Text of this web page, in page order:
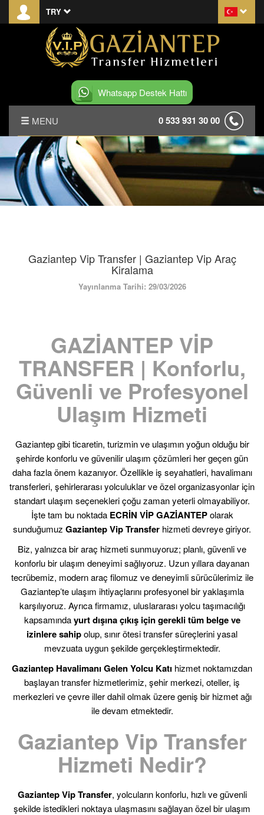
TRY
Whatsapp Destek Hattı
MENU 0 533 931 30 00
ANASAYFA
BIZI TANIYIN
YOLCU TAŞIMA SÖZLEŞMESI
ÜYE GİRİŞİ / KAYIT
Gaziantep Vip Transfer | Gaziantep Vip Araç
Kiralama
Yayınlanma Tarihi: 29/03/2026
GAZİANTEP VİP
TRANSFER | Konforlu,
Güvenli ve Profesyonel
Ulaşım Hizmeti
Gaziantep gibi ticaretin, turizmin ve ulaşımın yoğun olduğu bir
şehirde konforlu ve güvenilir ulaşım çözümleri her geçen gün
daha fazla önem kazanıyor. Özellikle iş seyahatleri, havalimanı
transferleri, şehirlerarası yolculuklar ve özel organizasyonlar için
standart ulaşım seçenekleri çoğu zaman yeterli olmayabiliyor.
İşte tam bu noktada ECRİN VİP GAZİANTEPolarak
sunduğumuz Gaziantep Vip Transfer hizmeti devreye giriyor.
Biz, yalnızca bir araç hizmeti sunmuyoruz; planlı, güvenli ve
konforlu bir ulaşım deneyimi sağlıyoruz. Uzun yıllara dayanan
tecrübemiz, modern araç filomuz ve deneyimli sürücülerimiz ile
Gaziantep’te ulaşım ihtiyaçlarını profesyonel bir yaklaşımla
karşılıyoruz. Ayrıca firmamız, uluslararası yolcu taşımacılığı
kapsamındayurt dışına çıkış için gerekli tüm belge ve
izinlere sahipolup, sınır ötesi transfer süreçlerini yasal
mevzuata uygun şekilde gerçekleştirmektedir.
Gaziantep Havalimanı Gelen Yolcu Katı hizmet noktamızdan
başlayan transfer hizmetlerimiz, şehir merkezi, oteller, iş
merkezleri ve çevre iller dahil olmak üzere geniş bir hizmet ağı
ile devam etmektedir.
Gaziantep Vip Transfer
Hizmeti Nedir?
Gaziantep Vip Transfer, yolcuların konforlu, hızlı ve güvenli
şekilde istedikleri noktaya ulaşmasını sağlayan özel bir ulaşım